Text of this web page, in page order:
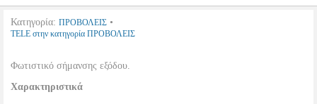
Κατηγορία: ΠΡΟΒΟΛΕΙΣ •
TELE στην κατηγορία ΠΡΟΒΟΛΕΙΣ
Φωτιστικό σήμανσης εξόδου.
Χαρακτηριστικά